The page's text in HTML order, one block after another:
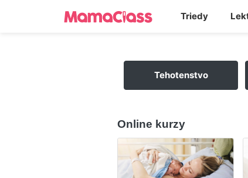
Triedy
Tehotenstvo
Online kurzy